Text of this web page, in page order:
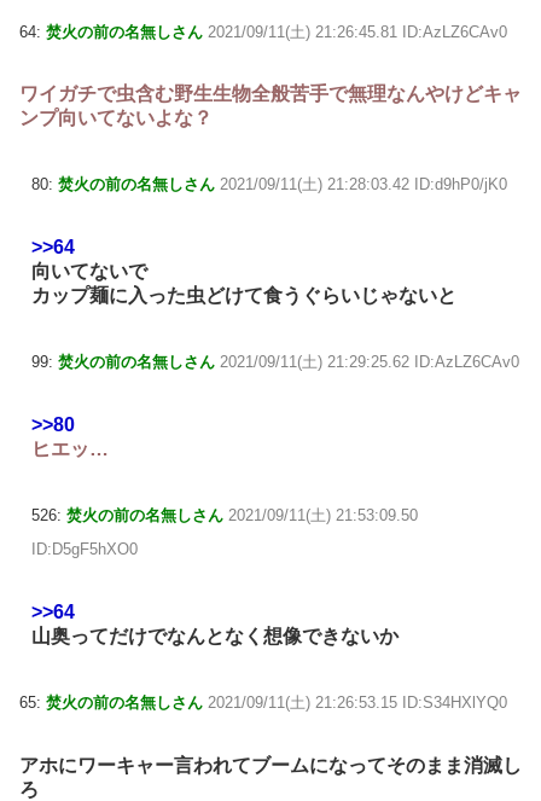
64: 焚火の前の名無しさん 2021/09/11(土) 21:26:45.81 ID:AzLZ6CAv0
ワイガチで虫含む野生生物全般苦手で無理なんやけどキャ
ンプ向いてないよな？
80: 焚火の前の名無しさん 2021/09/11(土) 21:28:03.42 ID:d9hP0/jK0
>>64
向いてないで
カップ麺に入った虫どけて食うぐらいじゃないと
99: 焚火の前の名無しさん 2021/09/11(土) 21:29:25.62 ID:AzLZ6CAv0
>>80
ヒエッ…
526: 焚火の前の名無しさん 2021/09/11(土) 21:53:09.50
ID:D5gF5hXO0
>>64
山奥ってだけでなんとなく想像できないか
65: 焚火の前の名無しさん 2021/09/11(土) 21:26:53.15 ID:S34HXlYQ0
アホにワーキャー言われてブームになってそのまま消滅し
ろ